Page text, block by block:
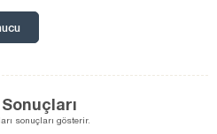
sonuçları gösterir.